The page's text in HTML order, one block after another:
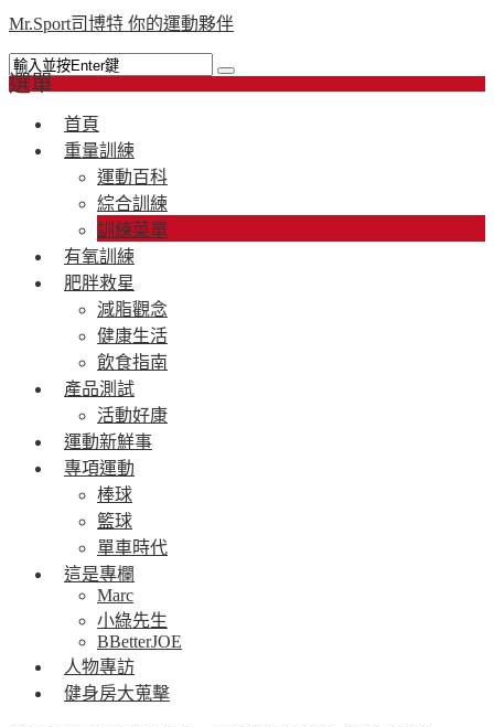
Mr.Sport司博特 你的運動夥伴
選單
首頁
重量訓練
運動百科
綜合訓練
訓練菜單
有氧訓練
肥胖救星
減脂觀念
健康生活
飲食指南
產品測試
活動好康
運動新鮮事
專項運動
棒球
籃球
單車時代
這是專欄
Marc
小綠先生
BBetterJOE
人物專訪
健身房大蒐擊